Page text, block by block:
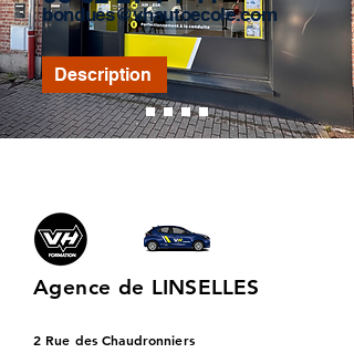
bondues@vhautoecole.com
Description
Agence de LINSELLES
2 Rue des Chaudronniers